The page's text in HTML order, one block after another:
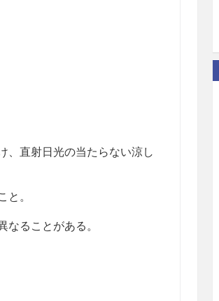
直射日光の当たらない涼し
。
ることがある。